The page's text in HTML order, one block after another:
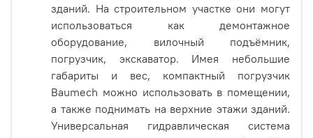
зданий. На строительном участке они могут
использоваться как демонтажное
оборудование, вилочный подъёмник,
погрузчик, экскаватор. Имея небольшие
габариты и вес, компактный погрузчик
Baumech можно использовать в помещении,
а также поднимать на верхние этажи зданий.
Универсальная гидравлическая система